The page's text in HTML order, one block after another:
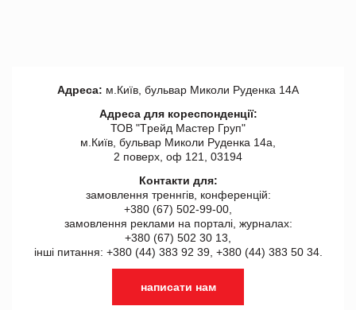
Адреса: м.Київ, бульвар Миколи Руденка 14А
Адреса для кореспонденції:
ТОВ "Tрейд Мастер Груп"
м.Київ, бульвар Миколи Руденка 14а,
2 поверх, оф 121, 03194
Контакти для:
замовлення треннгів, конференцій:
+380 (67) 502-99-00,
замовлення реклами на порталі, журналах:
+380 (67) 502 30 13,
інші питання: +380 (44) 383 92 39, +380 (44) 383 50 34.
написати нам